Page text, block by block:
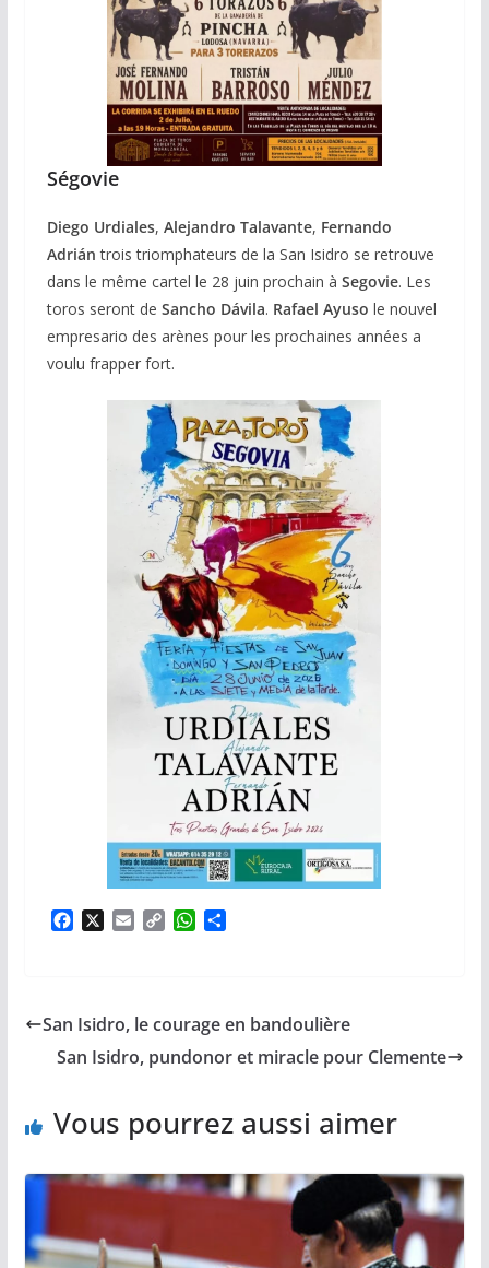
Ségovie
Diego Urdiales, Alejandro Talavante, Fernando
Adriántrois triomphateurs de la San Isidro se retrouve
dans le même cartel le 28 juin prochain à Segovie. Les
toros seront de Sancho Dávila. Rafael Ayuso le nouvel
empresario des arènes pour les prochaines années a
voulu frapper fort.
o
o
i
n
W
A
p
g
e
San Isidro, le courage en bandoulière
San Isidro, pundonor et miracle pour Clemente
Vous pourrez aussi aimer